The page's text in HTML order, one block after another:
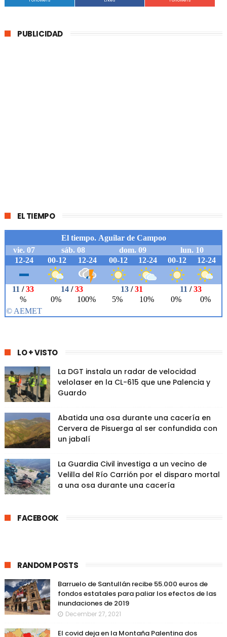
PUBLICIDAD
EL TIEMPO
LO + VISTO
La DGT instala un radar de velocidad
velolaser en la CL-615 que une Palencia y
Guardo
Abatida una osa durante una cacería en
Cervera de Pisuerga al ser confundida con
un jabalí
La Guardia Civil investiga a un vecino de
Velilla del Río Carrión por el disparo mortal
a una osa durante una cacería
FACEBOOK
RANDOM POSTS
Barruelo de Santullán recibe 55.000 euros de
fondos estatales para paliar los efectos de las
inundaciones de 2019
December 27, 2021
El covid deja en la Montaña Palentina dos